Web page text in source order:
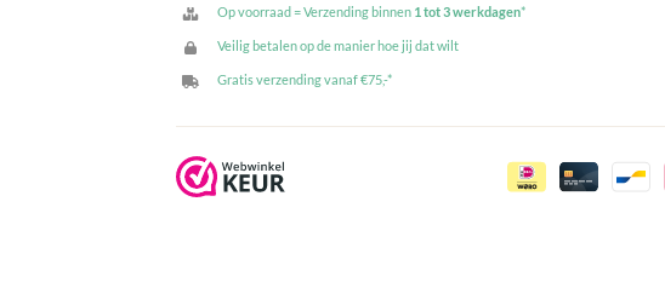
Animals
-
aantal
Op voorraad = Verzending binnen 1 tot 3 werkdagen*
Veilig betalen op de manier hoe jij dat wilt
Gratis verzending vanaf €75,-*